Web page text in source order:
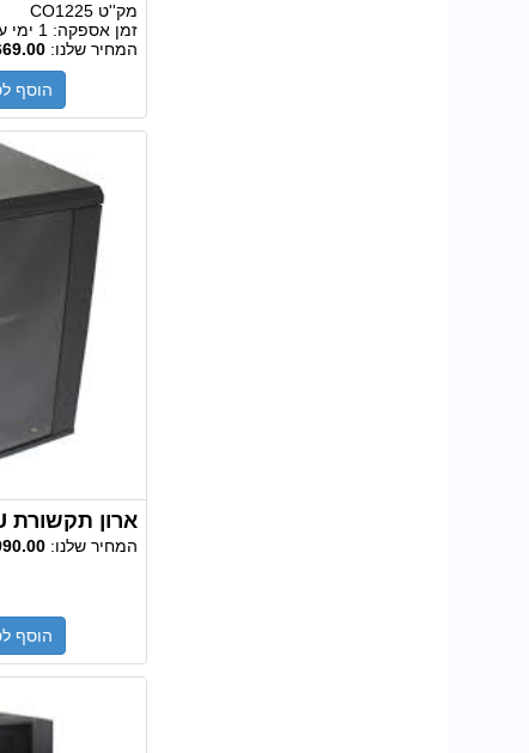
מק''טCO1225
זמן אספקה:1 ימי עסקים
המחיר שלנו:
הוסף
ארון תקשורת 15U עומק 60 ס"מ
המחיר שלנו:
הוסף